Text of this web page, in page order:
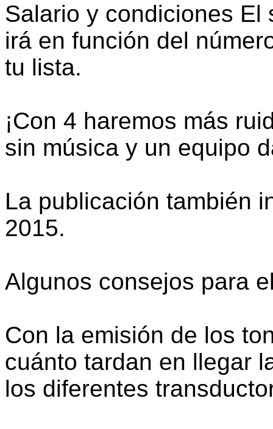
Salario y condiciones El
irá en función del
tu lista.
¡Con 4 haremos más
sin música y un equipo
La publicación también
2015.
Algunos consejos para
Con la emisión de los
cuánto tardan en llegar
los diferentes